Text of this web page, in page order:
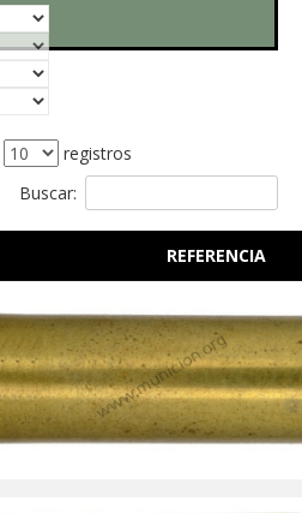
registros
Buscar:
REFERENCIA